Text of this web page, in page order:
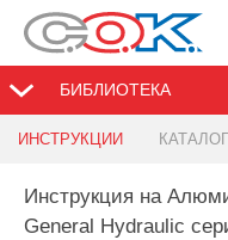
БИБЛИОТЕКА
ИНСТРУКЦИИ
Инструкция на
General Hydraulic